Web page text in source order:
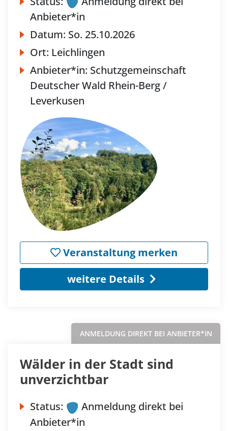
Anbieter*in
Datum: So. 25.10.2026
Ort: Leichlingen
Anbieter*in: Schutzgemeinschaft
Deutscher Wald Rhein-Berg /
Leverkusen
Veranstaltung merken
weitere Details
ANMELDUNG DIREKT BEI ANBIETER*IN
Wälder in der Stadt sind
unverzichtbar
Status:
Anmeldung direkt bei
Anbieter*in